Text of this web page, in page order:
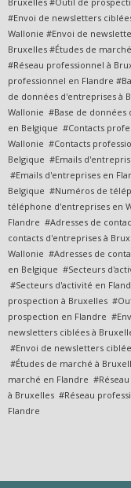
#Envoi de newsletters
Wallonie #Envoi de
Bruxelles #Études de
#Réseau professionnel à
professionnel en Flandre
de données d'entreprises à
Wallonie #Base de
en Belgique #Contacts
Wallonie #Contacts
Belgique #Emails
#Emails d'entreprises en
Belgique #Numéros de
téléphone d'entreprises en
Flandre #Adresses de
contacts d'entreprises à
Wallonie #Adresses de
en Belgique #Secteurs
#Secteurs d'activité en
prospection à Bruxelles
prospection en Flandre
newsletters ciblées à
#Envoi de newsletters
#Études de marché à
marché en Flandre
à Bruxelles #Réseau
Flandre